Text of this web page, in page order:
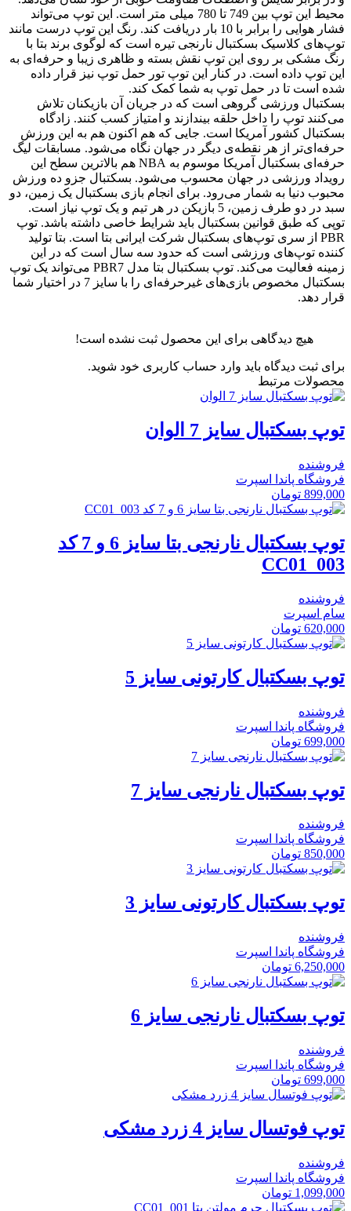
محیط این توپ بین 749 تا 780 میلی متر است. این توپ می‌تواند
فشار هوایی را برابر با 10 بار دریافت کند. رنگ این توپ درست مانند
توپ‌های کلاسیک بسکتبال نارنجی تیره است که لوگوی برند بتا با
رنگ مشکی بر روی این توپ نقش بسته و ظاهری زیبا و حرفه‌ای به
این توپ داده است. در کنار این توپ تور حمل توپ نیز قرار داده
شده است تا در حمل توپ به شما کمک کند.
بسکتبال ورزشی گروهی است که در جریان آن بازیکنان تلاش
می‌کنند توپ را داخل حلقه بیندازند و امتیاز کسب کنند. زادگاه
‌بسکتبال کشور آمریکا است. جایی که هم ‌اکنون هم به این ورزش
حرفه‌ای‌تر از هر نقطه‌ی دیگر در جهان نگاه می‌شود. مسابقات لیگ
حرفه‌ای بسکتبال آمریکا موسوم به NBA هم بالاترین سطح این
رویداد ورزشی در جهان محسوب می‌شود. بسکتبال جزو ده ورزش
محبوب دنیا به شمار می‌رود. برای انجام بازی بسکتبال یک زمین، دو
سبد در دو طرف زمین، 5 بازیکن در هر تیم و یک توپ نیاز است.
توپی که طبق قوانین بسکتبال باید شرایط‌ خاصی داشته باشد. توپ
PBR از سری توپ‌های بسکتبال شرکت ایرانی بتا است. بتا تولید
کننده توپ‌های ورزشی است که حدود سه سال است که در این
زمینه فعالیت می‌کند. توپ بسکتبال بتا مدل PBR7 می‌تواند یک توپ
بسکتبال مخصوص بازی‌های غیرحرفه‌ای را با سایز 7 در اختیار شما
قرار دهد.
هیچ دیدگاهی برای این محصول ثبت نشده است!
برای ثبت دیدگاه باید وارد حساب کاربری خود شوید.
محصولات مرتبط
توپ بسکتبال سایز 7 الوان
فروشنده
فروشگاه پاندا اسپرت
899,000 تومان
توپ بسکتبال نارنجی بتا سایز 6 و 7 کد
CC01_003
فروشنده
سام اسپرت
620,000 تومان
توپ بسکتبال کارتونی سایز 5
فروشنده
فروشگاه پاندا اسپرت
699,000 تومان
توپ بسکتبال نارنجی سایز 7
فروشنده
فروشگاه پاندا اسپرت
850,000 تومان
توپ بسکتبال کارتونی سایز 3
فروشنده
فروشگاه پاندا اسپرت
6,250,000 تومان
توپ بسکتبال نارنجی سایز 6
فروشنده
فروشگاه پاندا اسپرت
699,000 تومان
توپ فوتسال سایز 4 زرد مشکی
فروشنده
فروشگاه پاندا اسپرت
1,099,000 تومان